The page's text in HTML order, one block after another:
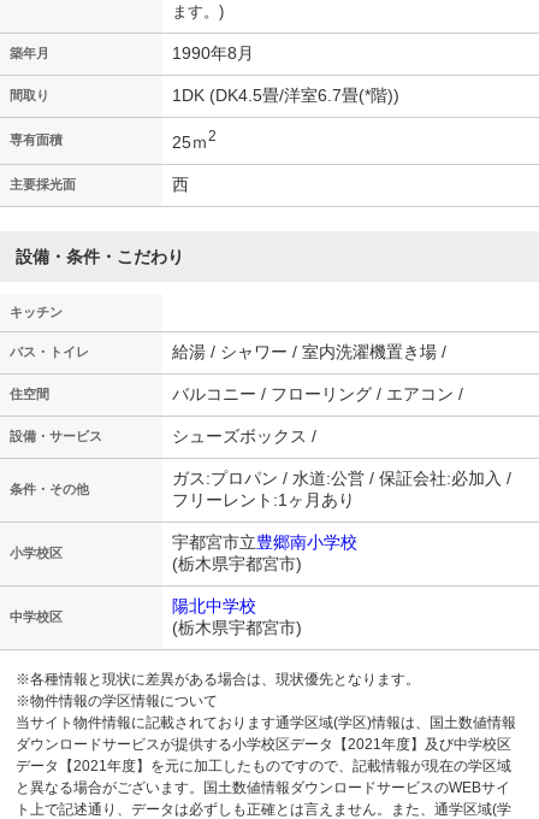
ます。)
築年月 1990年8月
間取り 1DK (DK4.5畳/洋室6.7畳(*階))
専有面積 25ｍ2
主要採光面 西
設備・条件・こだわり
キッチン
バス・トイレ 給湯 / シャワー / 室内洗濯機置き場 /
住空間 バルコニー / フローリング / エアコン /
設備・サービス シューズボックス /
条件・その他
ガス:プロパン / 水道:公営 / 保証会社:必加入 /
フリーレント:1ヶ月あり
小学校区
宇都宮市立豊郷南小学校
(栃木県宇都宮市)
中学校区
陽北中学校
(栃木県宇都宮市)
※各種情報と現状に差異がある場合は、現状優先となります。
※物件情報の学区情報について
当サイト物件情報に記載されております通学区域(学区)情報は、国土数値情報
ダウンロードサービスが提供する小学校区データ【2021年度】及び中学校区
データ【2021年度】を元に加工したものですので、記載情報が現在の学区域
と異なる場合がございます。国土数値情報ダウンロードサービスのWEBサイ
ト上で記述通り、データは必ずしも正確とは言えません。また、通学区域(学